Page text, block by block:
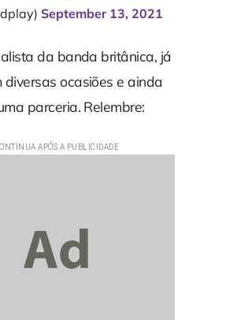
September 13, 2021
da banda britânica, já
ocasiões e ainda
parceria. Relembre: